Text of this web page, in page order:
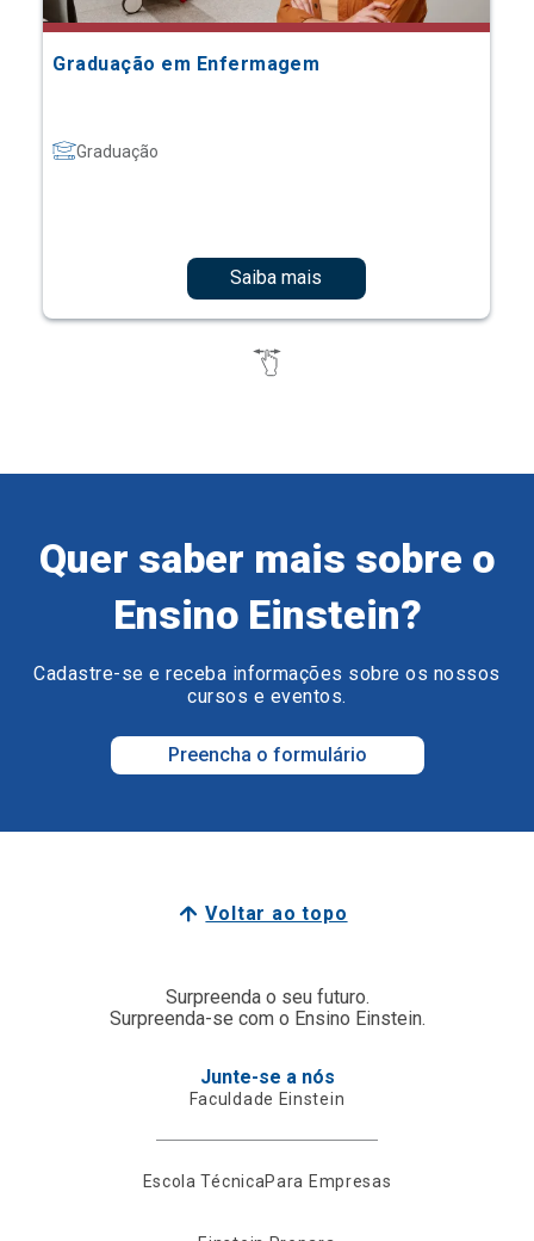
Graduação em Enfermagem
Graduação
Saiba mais
Quer saber mais sobre o
Ensino Einstein?
Cadastre-se e receba informações sobre os nossos
cursos e eventos.
Preencha o formulário
Voltar ao topo
Surpreenda o seu futuro.
Surpreenda-se com o Ensino Einstein.
Junte-se a nós
Faculdade Einstein
Escola TécnicaPara Empresas